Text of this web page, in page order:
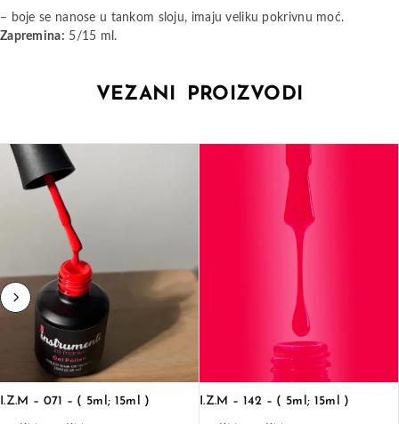
– boje se nanose u tankom sloju, imaju veliku pokrivnu moć.
Zapremina: 5/15 ml.
VEZANI PROIZVODI
I.Z.M – 071 – ( 5ml; 15ml ) I.Z.M – 142 – ( 5ml; 15ml )